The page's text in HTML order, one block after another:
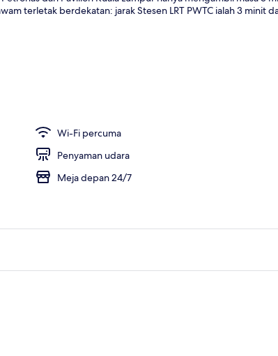
terletak berdekatan: jarak Stesen LRT PWTC ialah 3 minit
Wi-Fi percuma
Penyaman udara
Meja depan 24/7